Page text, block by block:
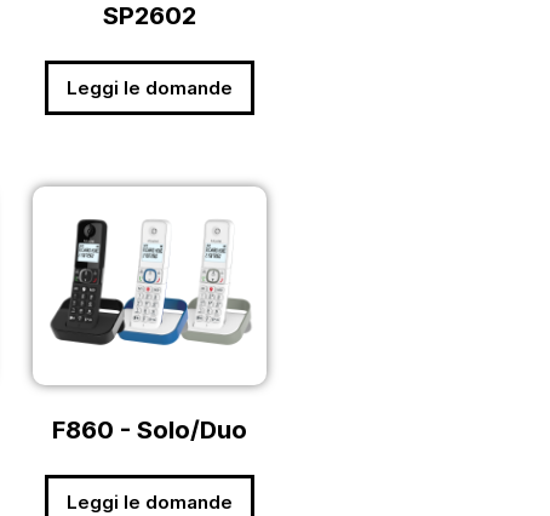
SP2602
Leggi le domande
F860 - Solo/Duo
Leggi le domande